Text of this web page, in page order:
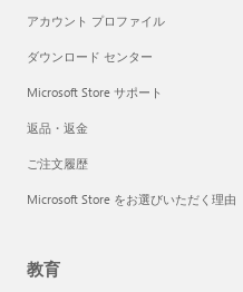
アカウント プロファイル
ダウンロード センター
Microsoft Store サポート
返品・返金
ご注文履歴
Microsoft Store をお選びいただく理由
教育